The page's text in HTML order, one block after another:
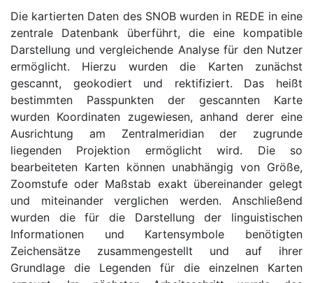
Die kartierten Daten des SNOB wurden in REDE in eine
zentrale Datenbank überführt, die eine kompatible
Darstellung und vergleichende Analyse für den Nutzer
ermöglicht. Hierzu wurden die Karten zunächst
gescannt, geokodiert und rektifiziert. Das heißt
bestimmten Passpunkten der gescannten Karte
wurden Koordinaten zugewiesen, anhand derer eine
Ausrichtung am Zentralmeridian der zugrunde
liegenden Projektion ermöglicht wird. Die so
bearbeiteten Karten können unabhängig von Größe,
Zoomstufe oder Maßstab exakt übereinander gelegt
und miteinander verglichen werden. Anschließend
wurden die für die Darstellung der linguistischen
Informationen und Kartensymbole benötigten
Zeichensätze zusammengestellt und auf ihrer
Grundlage die Legenden für die einzelnen Karten